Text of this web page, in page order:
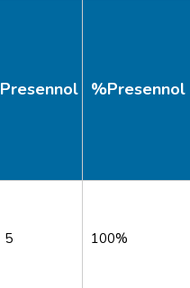
Presennol %Presennol
5 100%